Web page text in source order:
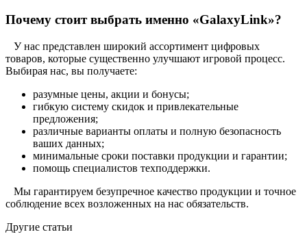
Почему стоит выбрать именно «GalaxyLink»?
У нас представлен широкий ассортимент цифровых
товаров, которые существенно улучшают игровой процесс.
Выбирая нас, вы получаете:
разумные цены, акции и бонусы;
гибкую систему скидок и привлекательные
предложения;
различные варианты оплаты и полную безопасность
ваших данных;
минимальные сроки поставки продукции и гарантии;
помощь специалистов техподдержки.
Мы гарантируем безупречное качество продукции и точное
соблюдение всех возложенных на нас обязательств.
Другие статьи